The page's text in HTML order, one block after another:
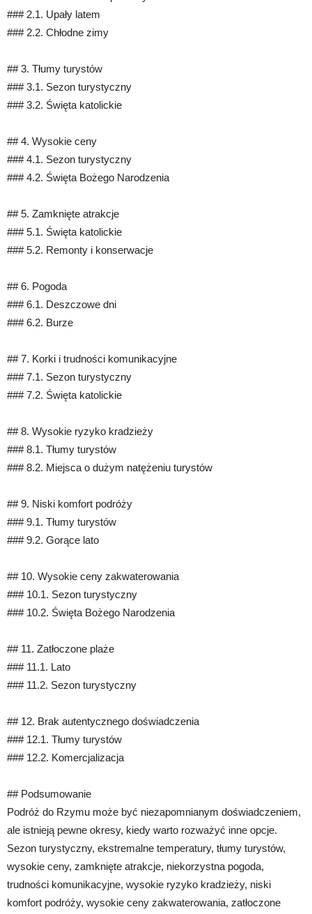
### 2.1. Upały latem
### 2.2. Chłodne zimy
## 3. Tłumy turystów
### 3.1. Sezon turystyczny
### 3.2. Święta katolickie
## 4. Wysokie ceny
### 4.1. Sezon turystyczny
### 4.2. Święta Bożego Narodzenia
## 5. Zamknięte atrakcje
### 5.1. Święta katolickie
### 5.2. Remonty i konserwacje
## 6. Pogoda
### 6.1. Deszczowe dni
### 6.2. Burze
## 7. Korki i trudności komunikacyjne
### 7.1. Sezon turystyczny
### 7.2. Święta katolickie
## 8. Wysokie ryzyko kradzieży
### 8.1. Tłumy turystów
### 8.2. Miejsca o dużym natężeniu turystów
## 9. Niski komfort podróży
### 9.1. Tłumy turystów
### 9.2. Gorące lato
## 10. Wysokie ceny zakwaterowania
### 10.1. Sezon turystyczny
### 10.2. Święta Bożego Narodzenia
## 11. Zatłoczone plaże
### 11.1. Lato
### 11.2. Sezon turystyczny
## 12. Brak autentycznego doświadczenia
### 12.1. Tłumy turystów
### 12.2. Komercjalizacja
## Podsumowanie
Podróż do Rzymu może być niezapomnianym doświadczeniem,
ale istnieją pewne okresy, kiedy warto rozważyć inne opcje.
Sezon turystyczny, ekstremalne temperatury, tłumy turystów,
wysokie ceny, zamknięte atrakcje, niekorzystna pogoda,
trudności komunikacyjne, wysokie ryzyko kradzieży, niski
komfort podróży, wysokie ceny zakwaterowania, zatłoczone